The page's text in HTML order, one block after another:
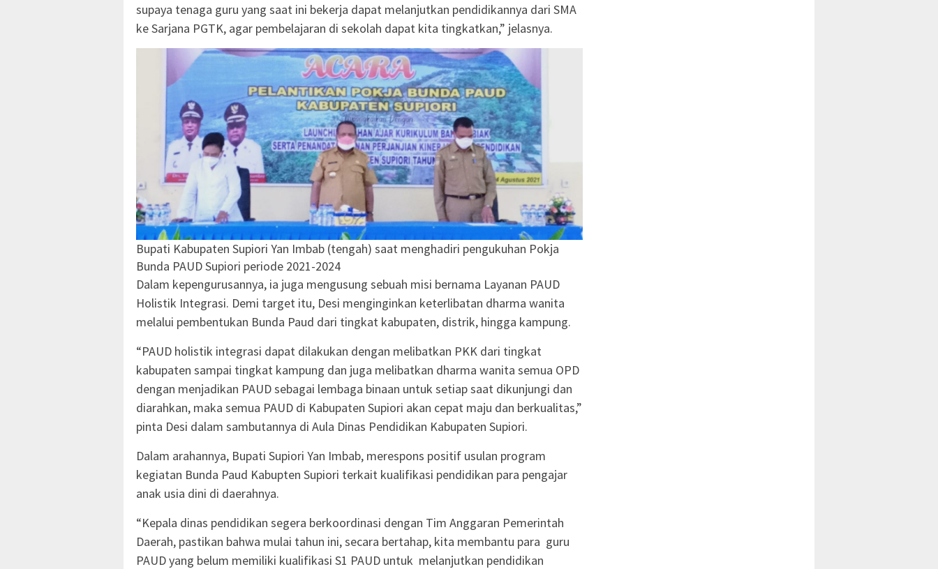
supaya tenaga guru yang saat ini bekerja dapat melanjutkan pendidikannya dari SMA
ke Sarjana PGTK, agar pembelajaran di sekolah dapat kita tingkatkan,” jelasnya.
Bupati Kabupaten Supiori Yan Imbab (tengah) saat menghadiri pengukuhan Pokja
Bunda PAUD Supiori periode 2021-2024
Dalam kepengurusannya, ia juga mengusung sebuah misi bernama Layanan PAUD
Holistik Integrasi. Demi target itu, Desi menginginkan keterlibatan dharma wanita
melalui pembentukan Bunda Paud dari tingkat kabupaten, distrik, hingga kampung.
“PAUD holistik integrasi dapat dilakukan dengan melibatkan PKK dari tingkat
kabupaten sampai tingkat kampung dan juga melibatkan dharma wanita semua OPD
dengan menjadikan PAUD sebagai lembaga binaan untuk setiap saat dikunjungi dan
diarahkan, maka semua PAUD di Kabupaten Supiori akan cepat maju dan berkualitas,”
pinta Desi dalam sambutannya di Aula Dinas Pendidikan Kabupaten Supiori.
Dalam arahannya, Bupati Supiori Yan Imbab, merespons positif usulan program
kegiatan Bunda Paud Kabupten Supiori terkait kualifikasi pendidikan para pengajar
anak usia dini di daerahnya.
“Kepala dinas pendidikan segera berkoordinasi dengan Tim Anggaran Pemerintah
Daerah, pastikan bahwa mulai tahun ini, secara bertahap, kita membantu para guru
PAUD yang belum memiliki kualifikasi S1 PAUD untuk melanjutkan pendidikan